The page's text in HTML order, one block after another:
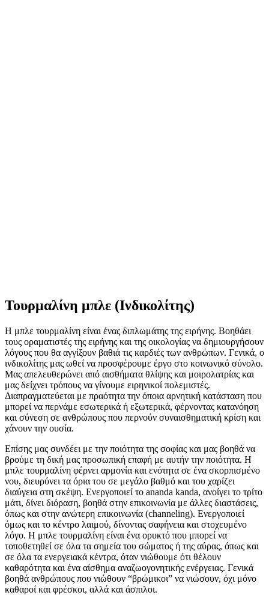
Τουρμαλίνη μπλε (Ινδικολίτης)
Η μπλε τουρμαλίνη είναι ένας διπλωμάτης της ειρήνης. Βοηθάει
τους οραματιστές της ειρήνης και της οικολογίας να δημιουργήσουν
λόγους που θα αγγίξουν βαθιά τις καρδιές των ανθρώπων. Γενικά, ο
ινδικολίτης μας ωθεί να προσφέρουμε έργο στο κοινωνικό σύνολο.
Μας απελευθερώνει από αισθήματα θλίψης και μοιρολατρίας και
μας δείχνει τρόπους να γίνουμε ειρηνικοί πολεμιστές.
Διαπραγματεύεται με πραότητα την όποια αρνητική κατάσταση που
μπορεί να περνάμε εσωτερικά ή εξωτερικά, φέρνοντας κατανόηση
και σύνεση σε ανθρώπους που περνούν συναισθηματική κρίση και
χάνουν την ουσία.
Επίσης μας συνδέει με την ποιότητα της σοφίας και μας βοηθά να
βρούμε τη δική μας προσωπική επαφή με αυτήν την ποιότητα. H
μπλε τουρμαλίνη φέρνει αρμονία και ενότητα σε ένα σκορπισμένο
νου, διευρύνει τα όρια του σε μεγάλο βαθμό και του χαρίζει
διαύγεια στη σκέψη. Ενεργοποιεί το ananda kanda, ανοίγει το τρίτο
μάτι, δίνει διόραση, βοηθά στην επικοινωνία με άλλες διαστάσεις,
όπως και στην ανώτερη επικοινωνία (channeling). Ενεργοποιεί
όμως και το κέντρο λαιμού, δίνοντας σαφήνεια και στοχευμένο
λόγο. Η μπλε τουρμαλίνη είναι ένα ορυκτό που μπορεί να
τοποθετηθεί σε όλα τα σημεία του σώματος ή της αύρας, όπως και
σε όλα τα ενεργειακά κέντρα, όταν νιώθουμε ότι θέλουν
καθαρότητα και ένα αίσθημα αναζωογονητικής ενέργειας. Γενικά
βοηθά ανθρώπους που νιώθουν “βρώμικοι” να νιώσουν, όχι μόνο
καθαροί και φρέσκοι, αλλά και άσπιλοι.